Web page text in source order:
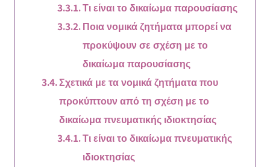
Τι είναι το δικαίωμα παρουσίασης
Ποια νομικά ζητήματα μπορεί να
προκύψουν σε σχέση με το
δικαίωμα παρουσίασης
Σχετικά με τα νομικά ζητήματα που
προκύπτουν από τη σχέση με το
δικαίωμα πνευματικής ιδιοκτησίας
Τι είναι το δικαίωμα πνευματικής
ιδιοκτησίας